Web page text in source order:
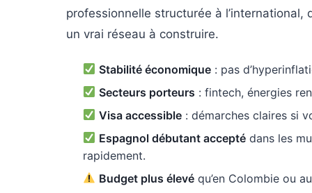
professionnelle structurée à
un vrai réseau à construire.
Stabilité économique : pas
Secteurs porteurs : fintech, énergies
Visa accessible : démarches claires si
Espagnol débutant accepté dans les
rapidement.
Budget plus élevé qu’en Colombie ou